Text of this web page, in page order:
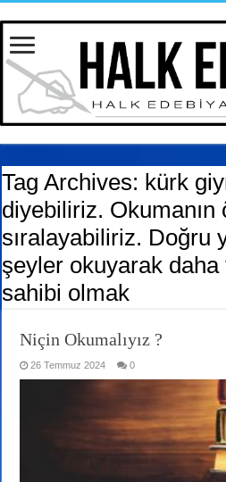
Tag Archives: kürk
diyebiliriz.
sıralayabiliriz. Doğru
şeyler okuyarak daha
sahibi olmak
Niçin Okumalıyız ?
26 Temmuz 2024 0